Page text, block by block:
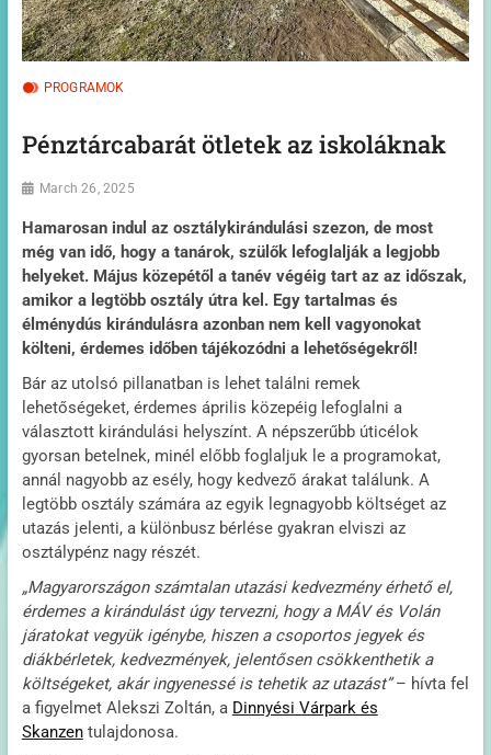
PROGRAMOK
Pénztárcabarát ötletek az iskoláknak
March 26, 2025
Hamarosan indul az osztálykirándulási szezon, de most
még van idő, hogy a tanárok, szülők lefoglalják a legjobb
helyeket. Május közepétől a tanév végéig tart az az időszak,
amikor a legtöbb osztály útra kel. Egy tartalmas és
élménydús kirándulásra azonban nem kell vagyonokat
költeni, érdemes időben tájékozódni a lehetőségekről!
Bár az utolsó pillanatban is lehet találni remek
lehetőségeket, érdemes április közepéig lefoglalni a
választott kirándulási helyszínt. A népszerűbb úticélok
gyorsan betelnek, minél előbb foglaljuk le a programokat,
annál nagyobb az esély, hogy kedvező árakat találunk. A
legtöbb osztály számára az egyik legnagyobb költséget az
utazás jelenti, a különbusz bérlése gyakran elviszi az
osztálypénz nagy részét.
„Magyarországon számtalan utazási kedvezmény érhető el,
érdemes a kirándulást úgy tervezni, hogy a MÁV és Volán
járatokat vegyük igénybe, hiszen a csoportos jegyek és
diákbérletek, kedvezmények, jelentősen csökkenthetik a
költségeket, akár ingyenessé is tehetik az utazást”– hívta fel
a figyelmet Alekszi Zoltán, a Dinnyési Várpark és
Skanzentulajdonosa.